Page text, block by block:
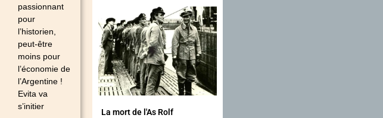
passionnant
pour
l’historien,
peut-être
moins pour
l’économie de
l’Argentine !
Evita va
s’initier
La mort de l'As Rolf